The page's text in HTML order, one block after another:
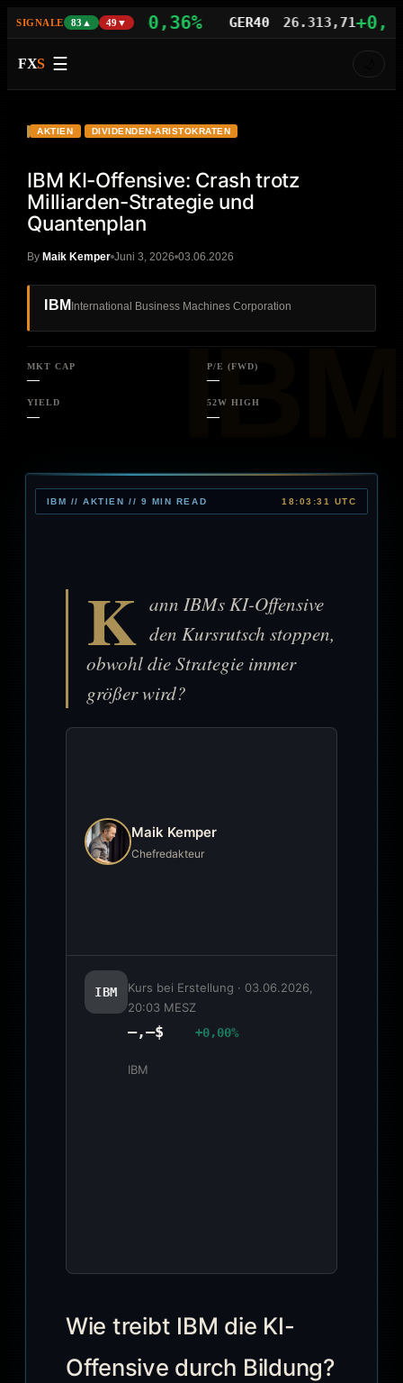
SIGNALE 83▲ 49▼
29.527,46+0,36% GER40 26.313,71+0,54%
FXS ☰
IBM
AKTIEN DIVIDENDEN-ARISTOKRATEN
IBM KI-Offensive: Crash trotz
Milliarden-Strategie und
Quantenplan
ByMaik Kemper Juni 3, 2026 03.06.2026
IBM International Business Machines Corporation
MKT CAP
—
P/E (FWD)
—
YIELD
—
52W HIGH
—
IBM // AKTIEN // 9 MIN READ 18:03:31 UTC
K ann IBMs KI-Offensive
den Kursrutsch stoppen,
obwohl die Strategie immer
größer wird?
Maik Kemper
Chefredakteur
IBM Kurs bei Erstellung · 03.06.2026,
20:03 MESZ
—,–$ +0,00%
IBM
Wie treibt IBM die KI-
Offensive durch Bildung?